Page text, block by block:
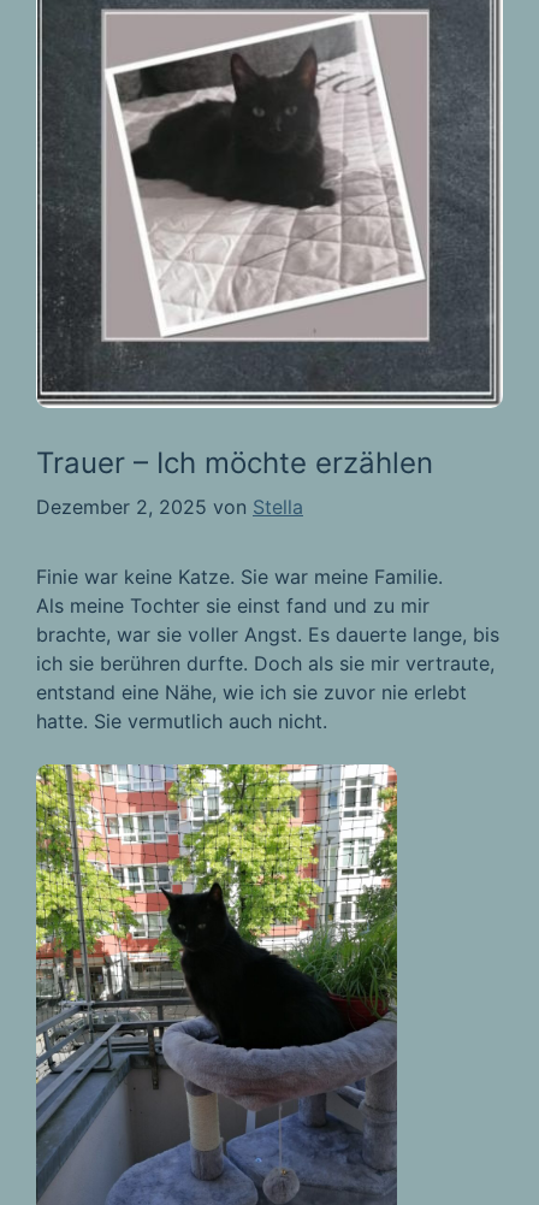
Trauer – Ich möchte erzählen
Dezember 2, 2025 von Stella
Finie war keine Katze. Sie war meine Familie.
Als meine Tochter sie einst fand und zu mir
brachte, war sie voller Angst. Es dauerte lange, bis
ich sie berühren durfte. Doch als sie mir vertraute,
entstand eine Nähe, wie ich sie zuvor nie erlebt
hatte. Sie vermutlich auch nicht.